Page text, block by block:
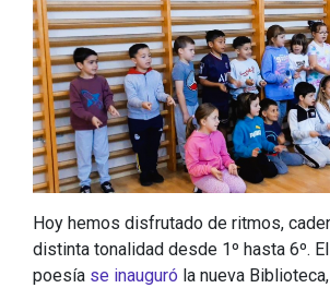
Hoy hemos disfrutado de ritmos,
distinta tonalidad desde 1º hasta 6º.
poesía se inauguró la nueva